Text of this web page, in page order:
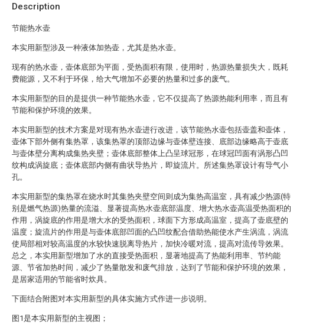
Description
节能热水壶
本实用新型涉及一种液体加热壶，尤其是热水壶。
现有的热水壶，壶体底部为平面，受热面积有限，使用时，热源热量损失大，既耗
费能源，又不利于环保，给大气增加不必要的热量和过多的废气。
本实用新型的目的是提供一种节能热水壶，它不仅提高了热源热能利用率，而且有
节能和保护环境的效果。
本实用新型的技术方案是对现有热水壶进行改进，该节能热水壶包括壶盖和壶体，
壶体下部外侧有集热罩，该集热罩的顶部边缘与壶体壁连接、底部边缘略高于壶底
与壶体壁分离构成集热夹壁；壶体底部整体上凸呈球冠形，在球冠凹面有涡形凸凹
纹构成涡旋底；壶体底部内侧有曲状导热片，即旋流片。所述集热罩设计有导气小
孔。
本实用新型的集热罩在烧水时其集热夹壁空间则成为集热高温室，具有减少热源(特
别是燃气热源)热量的流溢、显著提高热水壶底部温度、增大热水壶高温受热面积的
作用，涡旋底的作用是增大水的受热面积，球面下方形成高温室，提高了壶底壁的
温度；旋流片的作用是与壶体底部凹面的凸凹纹配合借助热能使水产生涡流，涡流
使局部相对较高温度的水较快速脱离导热片，加快冷暖对流，提高对流传导效果。
总之，本实用新型增加了水的直接受热面积，显著地提高了热能利用率、节约能
源、节省加热时间，减少了热量散发和废气排放，达到了节能和保护环境的效果，
是居家适用的节能省时炊具。
下面结合附图对本实用新型的具体实施方式作进一步说明。
图1是本实用新型的主视图；